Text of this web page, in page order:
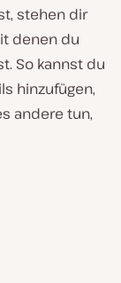
stehen dir
denen du
So kannst du
hinzufügen,
andere tun,